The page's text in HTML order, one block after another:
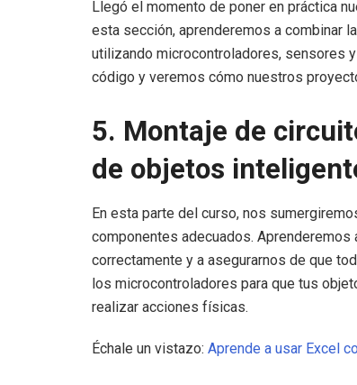
Llegó el momento de poner en práctica
esta sección, aprenderemos a combinar
utilizando microcontroladores, sensores
código y veremos cómo nuestros
5. Montaje de
de objetos
En esta parte del curso, nos
componentes adecuados.
correctamente y a asegurarnos de que
los microcontroladores para que tus
realizar acciones físicas.
Échale un vistazo: Aprende a usar Excel